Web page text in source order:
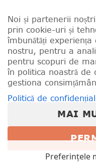
CONTACT LIVRARE
PROGRAM
POLITICĂ
POLITICA
Copyright 2026 ©
Noi și partenerii
prin cookie-uri și
îmbunătăți
nostru, pentru a
pentru scopuri de
în politica noastră de
gestiona
Politică de
MAI
Preferințele